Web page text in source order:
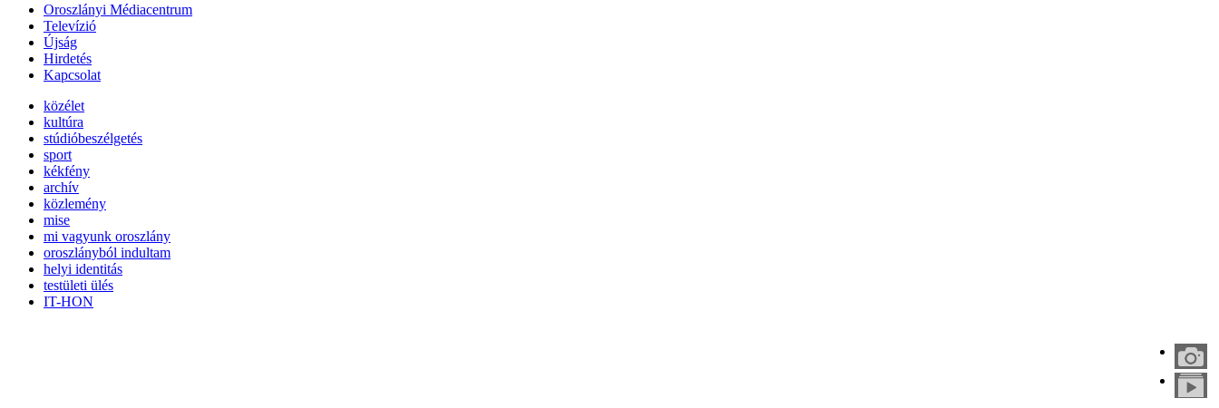
Oroszlányi Médiacentrum
Televízió
Újság
Hirdetés
Kapcsolat
közélet
kultúra
stúdióbeszélgetés
sport
kékfény
archív
közlemény
mise
mi vagyunk oroszlány
oroszlányból indultam
helyi identitás
testületi ülés
IT-HON